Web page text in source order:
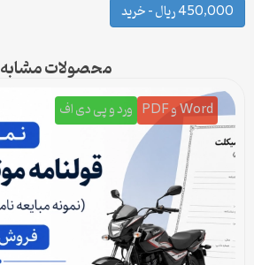
450,000 ریال – خرید
محصولات مشابه
Word و PDF ورد و پی دی اف